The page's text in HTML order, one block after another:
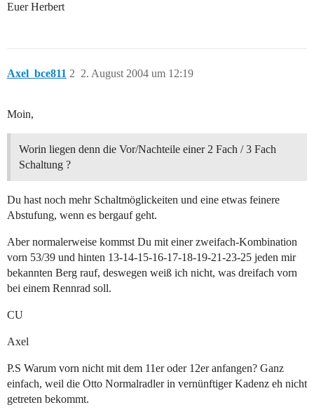
Euer Herbert
Axel_bce811 2. August 2004 um 12:19
2
Moin,
Worin liegen denn die Vor/Nachteile einer 2 Fach / 3 Fach
Schaltung ?
Du hast noch mehr Schaltmöglickeiten und eine etwas feinere
Abstufung, wenn es bergauf geht.
Aber normalerweise kommst Du mit einer zweifach-Kombination
vorn 53/39 und hinten 13-14-15-16-17-18-19-21-23-25 jeden mir
bekannten Berg rauf, deswegen weiß ich nicht, was dreifach vorn
bei einem Rennrad soll.
CU
Axel
P.S Warum vorn nicht mit dem 11er oder 12er anfangen? Ganz
einfach, weil die Otto Normalradler in vernünftiger Kadenz eh nicht
getreten bekommt.